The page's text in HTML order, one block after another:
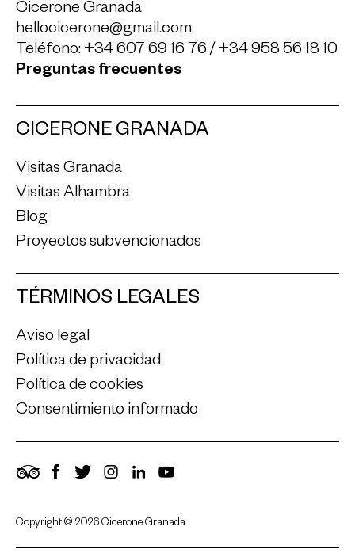
Cicerone Granada
hellocicerone@gmail.com
Teléfono: +34 607 69 16 76/ +34 958 56 18 10
Preguntas frecuentes
CICERONE GRANADA
Visitas Granada
Visitas Alhambra
Blog
Proyectos subvencionados
TÉRMINOS LEGALES
Aviso legal
Política de privacidad
Política de cookies
Consentimiento informado
TripAdvisor
Facebook
TwitterInstagram
LinkedIn
Copyright © 2026 Cicerone Granada